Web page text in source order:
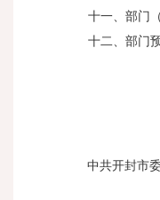
十一、部门
十二、部门
中共开封市